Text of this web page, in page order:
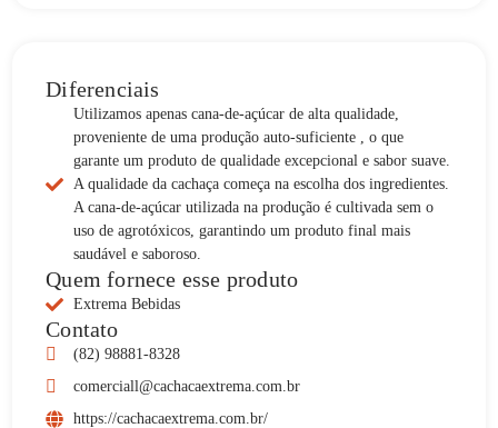
Diferenciais
Utilizamos apenas cana-de-açúcar de alta qualidade,
proveniente de uma produção auto-suficiente , o que
garante um produto de qualidade excepcional e sabor suave.
A qualidade da cachaça começa na escolha dos ingredientes.
A cana-de-açúcar utilizada na produção é cultivada sem o
uso de agrotóxicos, garantindo um produto final mais
saudável e saboroso.
Quem fornece esse produto
Extrema Bebidas
Contato
(82) 98881-8328
comerciall@cachacaextrema.com.br
https://cachacaextrema.com.br/